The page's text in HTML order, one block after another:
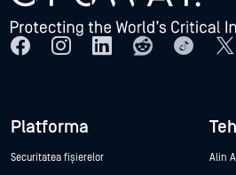
Platforma
Securitatea fișierelor Alin